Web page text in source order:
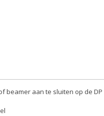
beamer aan te sluiten op de DP